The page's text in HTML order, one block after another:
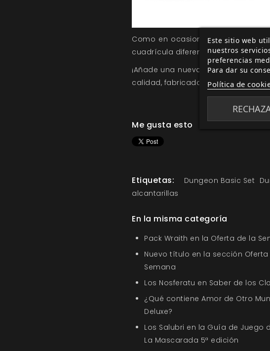
Como en ocasiones anteriores
cuadrícula diferentes a doble cara,
¡Añade una nueva dimensión a
calidad, fabricados en resina
Me gusta esto
Etiquetas: Dungeon Basic Set
alcantarillas
En la misma categoría
Pack Wraith en la Oferta de la
Nuevo título en la sección Oferta
Semana
Los Nosferatu en Saber de los
¿Qué contiene Amor de Otro
Deluxe?
Los Salubri en la Guía de Juego
La Mascarada 5ª edición
Este sitio web
nuestros
preferencias
Para dar su
Política de